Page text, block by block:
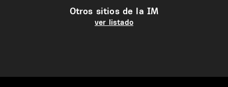
Otros sitios de la IM
ver listado